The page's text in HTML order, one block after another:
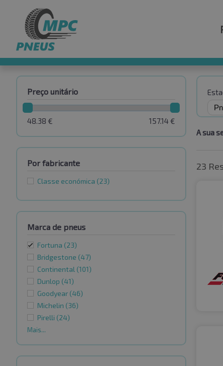
Preço unitário
157.14 €
48.38 €
Por fabricante
Classe económica (23)
Marca de pneus
Fortuna (23)
Bridgestone (47)
Continental (101)
Dunlop (41)
Goodyear (46)
Michelin (36)
Pirelli (24)
Mais...
A sua
23